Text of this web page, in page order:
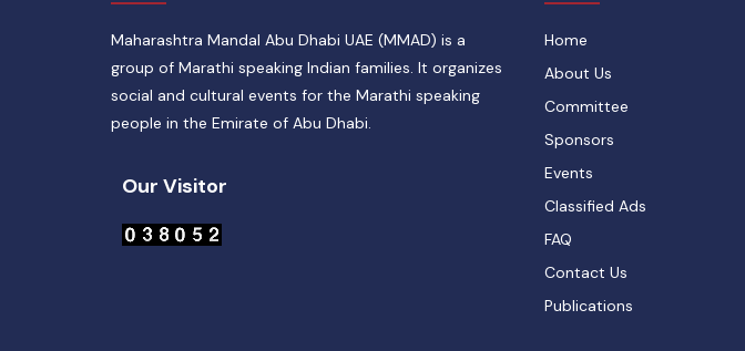
Maharashtra Mandal Abu Dhabi UAE (MMAD) is a
group of Marathi speaking Indian families. It organizes
social and cultural events for the Marathi speaking
people in the Emirate of Abu Dhabi.
Our Visitor
Home
About Us
Committee
Sponsors
Events
Classified Ads
FAQ
Contact Us
Publications